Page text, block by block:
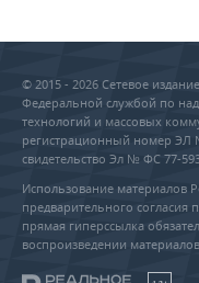
© 2015 - 2026 Сетевое
Федеральной службой по
технологий и массовых
регистрационный номер ЭЛ
свидетельство Эл № ФС 77-
Использование материалов
предварительного согласия
прямая гиперссылка
воспроизведении